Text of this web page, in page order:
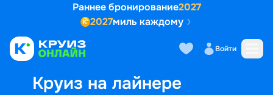
Раннее бронирование2027
2027миль каждому
Войти
Круиз на лайнере
Выбор кают Маршрут и